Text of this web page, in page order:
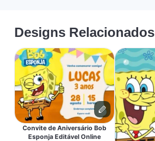
Designs Relacionados
Convite de Aniversário Bob
Esponja Editável Online